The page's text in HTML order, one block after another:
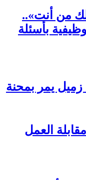
من أنت»..
بأسئلة
العمل